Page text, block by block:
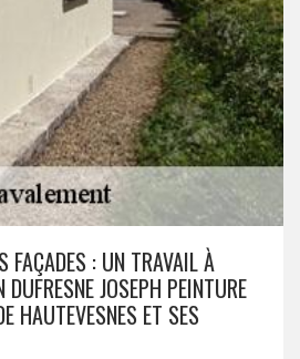
FAÇADES : UN TRAVAIL À
JOSEPH PEINTURE
HAUTEVESNES ET SES